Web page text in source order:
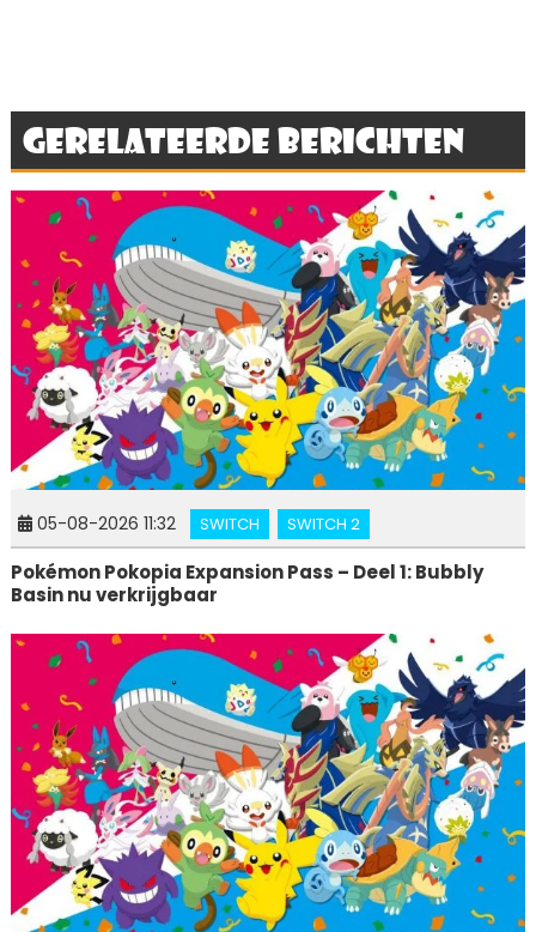
Gerelateerde berichten
05-08-2026 11:32 SWITCH SWITCH 2
Pokémon Pokopia Expansion Pass – Deel 1: Bubbly
Basin nu verkrijgbaar